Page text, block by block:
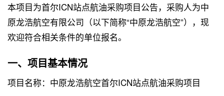
本项目为首尔ICN站点航油采购项目公告，采购人为中
原龙浩航空有限公司（以下简称“中原龙浩航空”），现
欢迎符合相关条件的单位报名。
一、项目基本情况
项目名称：中原龙浩航空首尔ICN站点航油采购项目